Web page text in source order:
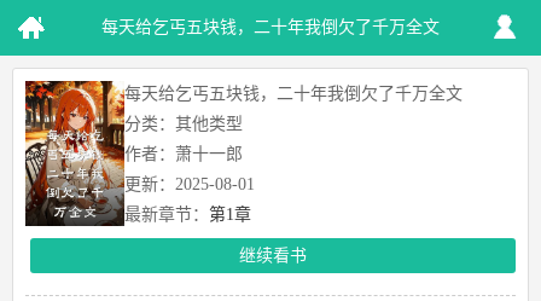
每天给乞丐五块钱，二十年我倒欠了千万全文
每天给乞丐五块钱，二十年我倒欠了千万全文
分类：其他类型
作者：萧十一郎
更新：2025-08-01
最新章节：第1章
继续看书